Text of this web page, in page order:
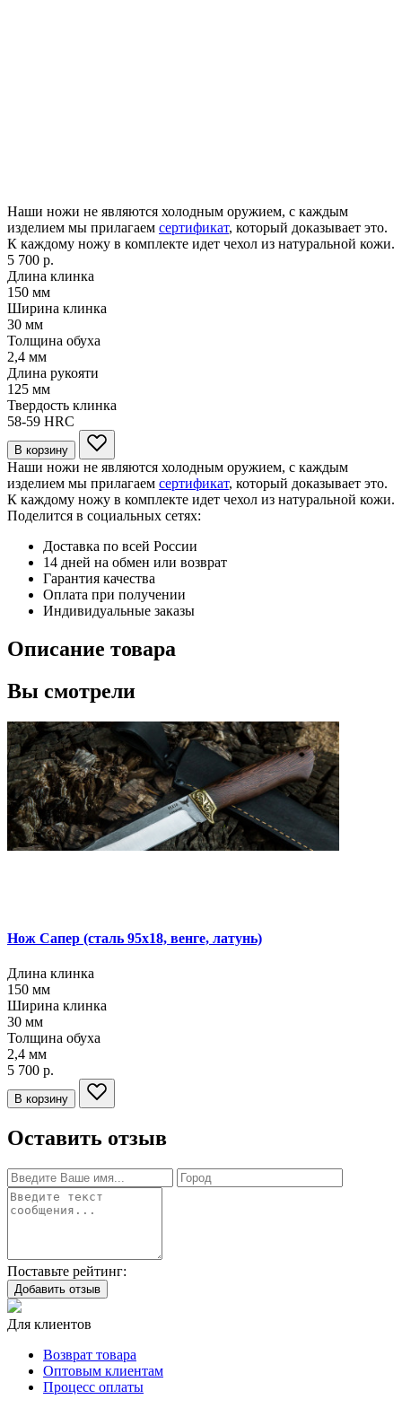
Наши ножи не являются холодным оружием, с каждым
изделием мы прилагаем сертификат, который доказывает это.
К каждому ножу в комплекте идет чехол из натуральной кожи.
5 700 р.
Длина клинка
150 мм
Ширина клинка
30 мм
Толщина обуха
2,4 мм
Длина рукояти
125 мм
Твердость клинка
58-59 HRC
В корзину
Наши ножи не являются холодным оружием, с каждым
изделием мы прилагаем сертификат, который доказывает это.
К каждому ножу в комплекте идет чехол из натуральной кожи.
Поделится в социальных сетях:
Доставка по всей России
14 дней на обмен или возврат
Гарантия качества
Оплата при получении
Индивидуальные заказы
Описание товара
Вы смотрели
Нож Сапер (сталь 95х18, венге, латунь)
Длина клинка
150 мм
Ширина клинка
30 мм
Толщина обуха
2,4 мм
5 700 р.
В корзину
Оставить отзыв
Поставьте рейтинг:
Добавить отзыв
Для клиентов
Возврат товара
Оптовым клиентам
Процесс оплаты